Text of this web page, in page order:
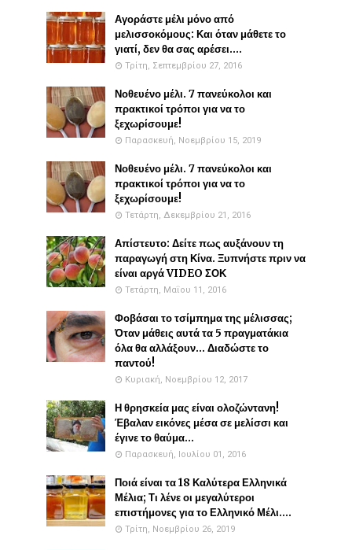
Αγοράστε μέλι μόνο από
μελισσοκόμους: Και όταν μάθετε το
γιατί, δεν θα σας αρέσει....
Τρίτη, Σεπτεμβρίου 27, 2016
Νοθευένο μέλι. 7 πανεύκολοι και
πρακτικοί τρόποι για να το
ξεχωρίσουμε!
Παρασκευή, Νοεμβρίου 15, 2019
Νοθευένο μέλι. 7 πανεύκολοι και
πρακτικοί τρόποι για να το
ξεχωρίσουμε!
Τετάρτη, Δεκεμβρίου 21, 2016
Απίστευτο: Δείτε πως αυξάνουν τη
παραγωγή στη Κίνα. Ξυπνήστε πριν να
είναι αργά VIDEO ΣΟΚ
Τετάρτη, Μαΐου 11, 2016
Φοβάσαι το τσίμπημα της μέλισσας;
Όταν μάθεις αυτά τα 5 πραγματάκια
όλα θα αλλάξουν... Διαδώστε το
παντού!
Κυριακή, Νοεμβρίου 12, 2017
Η θρησκεία μας είναι ολοζώντανη!
Έβαλαν εικόνες μέσα σε μελίσσι και
έγινε το θαύμα...
Παρασκευή, Ιουλίου 01, 2016
Ποιά είναι τα 18 Καλύτερα Ελληνικά
Μέλια; Τι λένε οι μεγαλύτεροι
επιστήμονες για το Ελληνικό Μέλι....
Τρίτη, Νοεμβρίου 26, 2019